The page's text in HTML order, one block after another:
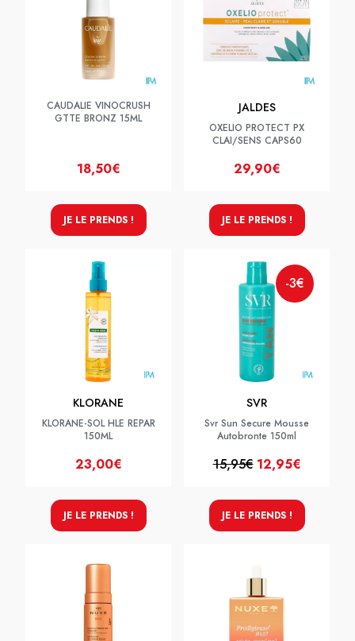
CAUDALIE VINOCRUSH
GTTE BRONZ 15ML
18,50€
JE LE PRENDS !
JALDES
OXELIO PROTECT PX
CLAI/SENS CAPS60
29,90€
JE LE PRENDS !
KLORANE
KLORANE-SOL HLE REPAR
150ML
23,00€
JE LE PRENDS !
-3€
SVR
Svr Sun Secure Mousse
Autobronte 150ml
15,95€ 12,95€
JE LE PRENDS !